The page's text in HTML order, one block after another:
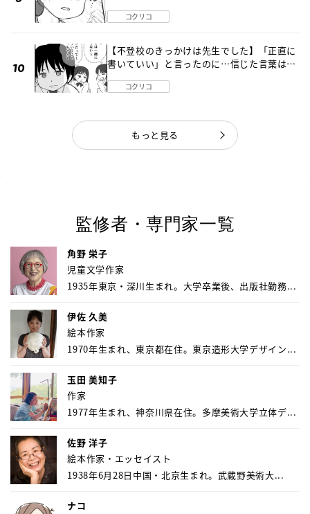
コクリコ
【不登校のきっかけは先生でした】「正直に
書いていい」と言ったのに…信じた言葉は噓
コクリコ
もっと見る
監修者・専門家一覧
角野 栄子
児童文学作家
1935年東京・深川生まれ。大学卒業後、出版社勤務...
伊佐 久美
絵本作家
1970年生まれ、東京都在住。東京造形大学デザイン...
玉田 美知子
作家
1977年生まれ、神奈川県在住。多摩美術大学立体デ...
佐野 洋子
絵本作家・エッセイスト
1938年6月28日中国・北京生まれ。武蔵野美術大...
ナコ